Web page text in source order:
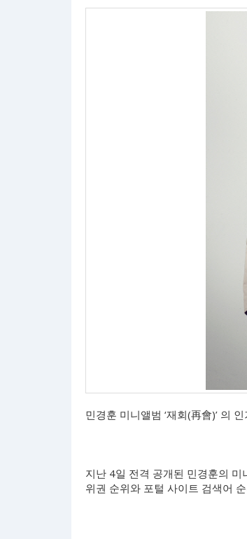
민경훈 미니앨범 ‘재회(再會)’ 의
지난 4일 전격 공개된 민경훈의 미
위권 순위와 포털 사이트 검색어